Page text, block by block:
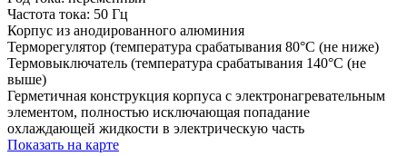
Частота тока: 50 Гц
Корпус из анодированного алюминия
Терморегулятор (температура срабатывания 80°С (не ниже)
Термовыключатель (температура срабатывания 140°С (не
выше)
Герметичная конструкция корпуса с электронагревательным
элементом, полностью исключающая попадание
охлаждающей жидкости в электрическую часть
Показать на карте